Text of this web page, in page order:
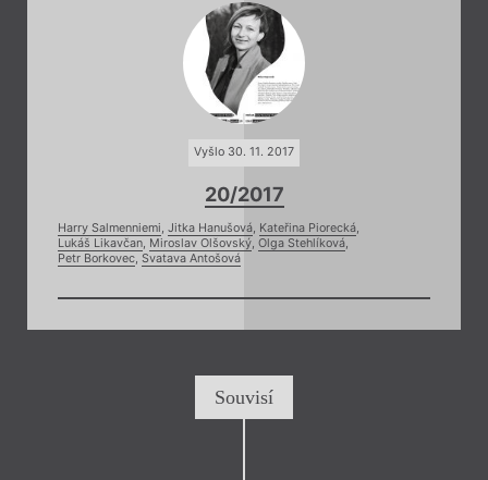
Vyšlo 30. 11. 2017
20/2017
Harry Salmenniemi, Jitka Hanušová, Kateřina Piorecká,
Lukáš Likavčan, Miroslav Olšovský, Olga Stehlíková,
Petr Borkovec, Svatava Antošová
Souvisí